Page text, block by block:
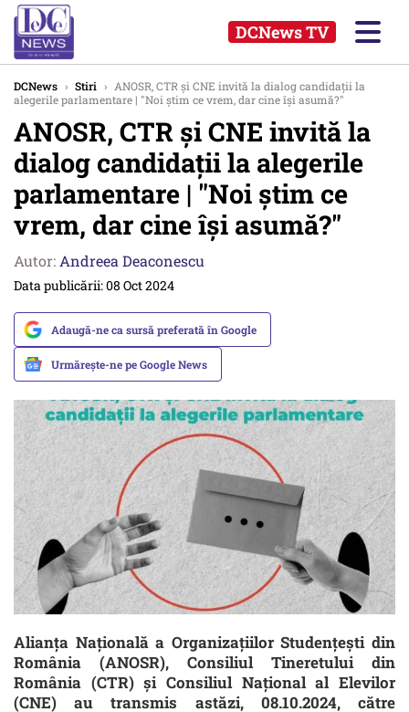
DCNews TV
DCNews › Stiri › ANOSR, CTR și CNE invită la dialog candidații la
alegerile parlamentare | "Noi știm ce vrem, dar cine își asumă?"
ANOSR, CTR și CNE invită la
dialog candidații la alegerile
parlamentare | "Noi știm ce
vrem, dar cine își asumă?"
Autor: Andreea Deaconescu
Data publicării: 08 Oct 2024
Adaugă-ne ca sursă preferată în Google
Urmărește-ne pe Google News
Alianța Națională a Organizațiilor Studențești din
România (ANOSR), Consiliul Tineretului din
România (CTR) și Consiliul Național al Elevilor
(CNE) au transmis astăzi, 08.10.2024, către